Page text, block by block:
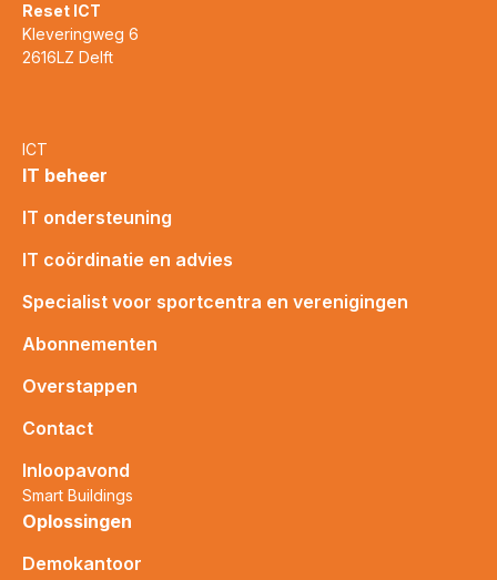
Reset ICT
Kleveringweg 6
2616LZ Delft
ICT
IT beheer
IT ondersteuning
IT coördinatie en advies
Specialist voor sportcentra en verenigingen
Abonnementen
Overstappen
Contact
Inloopavond
Smart Buildings
Oplossingen
Demokantoor